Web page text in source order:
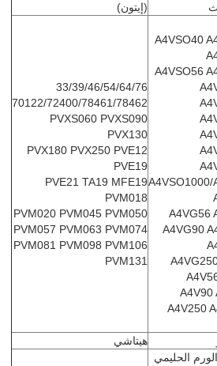
(إيتون)
A4VSO40
A4VSO56
A4VG56
A4VG90
A4V250
33/39/46/54/64/76
70122/72400/78461/78462
PVXS060 PVXS090
PVX130
PVX180 PVX250 PVE12
PVE19
PVE21 TA19 MFE19
PVM018
PVM020 PVM045 PVM050
PVM057 PVM063 PVM074
PVM081 PVM098 PVM106
PVM131
هيتاشي
الحليمي